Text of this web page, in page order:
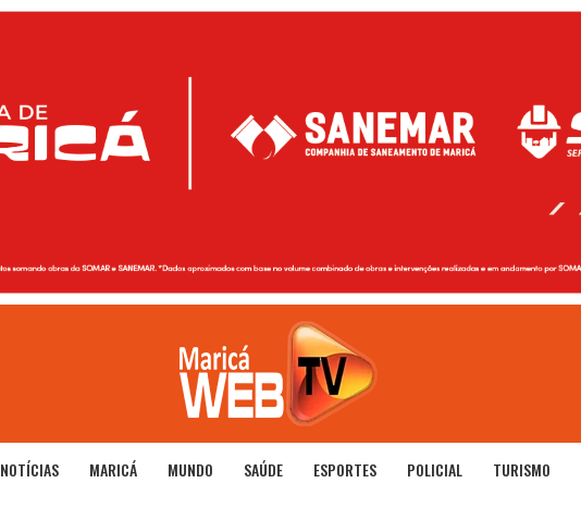
NOTÍCIAS MARICÁ MUNDO SAÚDE ESPORTES POLICIAL TURISMO